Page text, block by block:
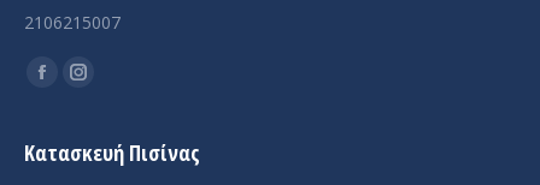
2106215007
Facebook
opens
Instagram
opens
Κατασκευή Πισίνας